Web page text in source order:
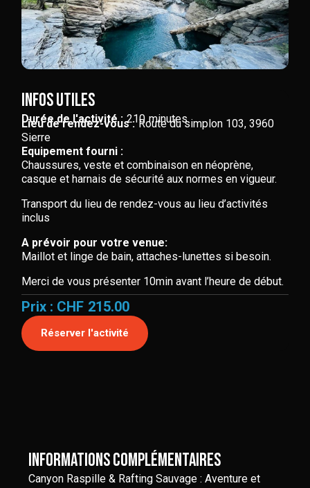
Infos utiles
Durée de l'activité : 210 minutes
Lieu de rendez-vous : Route du simplon 103, 3960
Sierre
Equipement fourni :
Chaussures, veste et combinaison en néoprène,
casque et harnais de sécurité aux normes en vigueur.
Transport du lieu de rendez-vous au lieu d’activités
inclus
A prévoir pour votre venue:
Maillot et linge de bain, attaches-lunettes si besoin.
Merci de vous présenter 10min avant l’heure de début.
Prix : CHF 215.00
Réserver l'activité
informations complémentaires
Canyon Raspille & Rafting Sauvage : Aventure et